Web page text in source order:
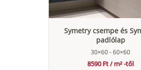
Symetry csempe és
padlólap
30×60 - 60×60
8590 Ft / m² -től